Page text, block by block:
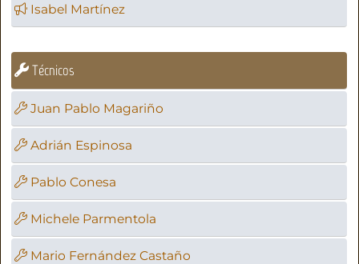
Isabel Martínez
Técnicos
Juan Pablo Magariño
Adrián Espinosa
Pablo Conesa
Michele Parmentola
Mario Fernández Castaño